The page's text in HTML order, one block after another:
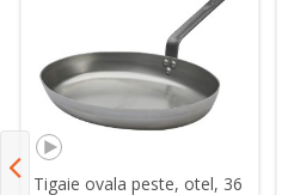
Tigaie ovala peste, otel, 36